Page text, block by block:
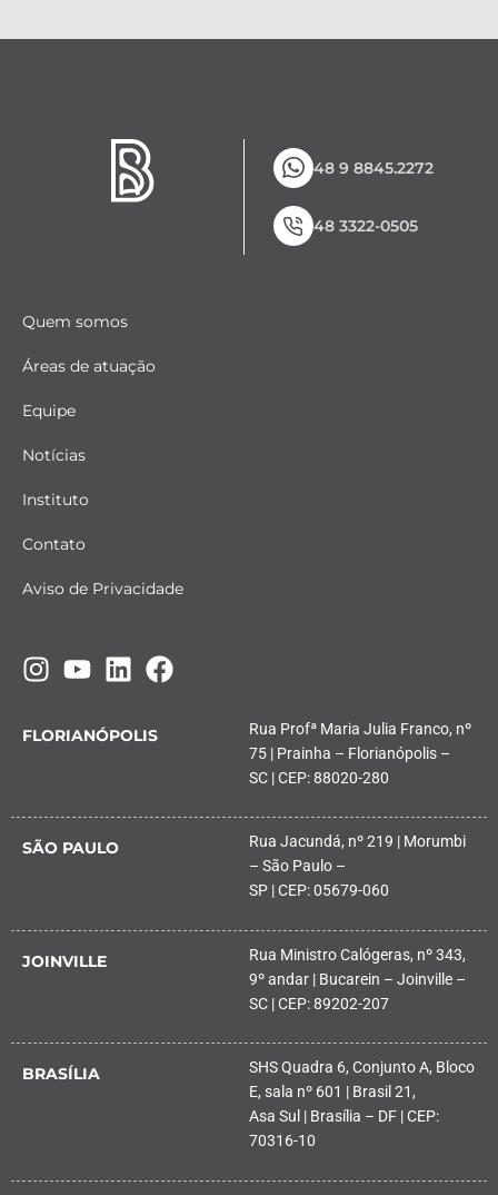
48 9 8845.2272
48 3322-0505
Quem somos
Áreas de atuação
Equipe
Notícias
Instituto
Contato
Aviso de Privacidade
FLORIANÓPOLIS
Rua Profª Maria Julia Franco, nº
75 | Prainha – Florianópolis –
SC | CEP: 88020-280
SÃO PAULO
Rua Jacundá, nº 219 | Morumbi
– São Paulo –
SP | CEP: 05679-060
JOINVILLE
Rua Ministro Calógeras, nº 343,
9º andar | Bucarein – Joinville –
SC | CEP: 89202-207
BRASÍLIA
SHS Quadra 6, Conjunto A, Bloco
E, sala nº 601 | Brasil 21,
Asa Sul | Brasília – DF | CEP:
70316-10